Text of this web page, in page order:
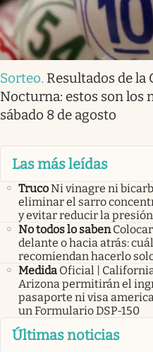
Sorteo. Resultados de la
Nocturna: estos son los
sábado 8 de agosto
Las más leídas
TrucoNi vinagre ni
eliminar el sarro
y evitar reducir la presión
No todos lo saben
delante o hacia atrás:
recomiendan hacerlo
Medida Oficial |
Arizona permitirán el
pasaporte ni visa
un Formulario DSP-150
Últimas noticias